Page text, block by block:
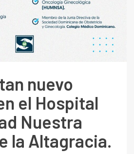
nuevo
el Hospital
Nuestra
la Altagracia.